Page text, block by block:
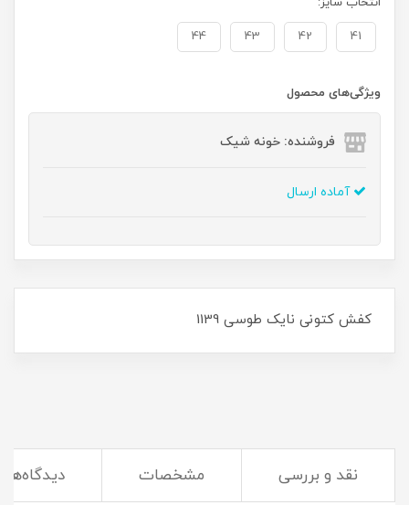
41
42
43
44
ویژگی‌های محصول
فروشنده: خونه شیک
آماده ارسال
کفش کتونی نایک طوسی 1139
نقد و بررسی مشخصات دیدگاه‌ها
یه کتونی نرم و راحت مناسب استفاده روزمره و پیاده روی